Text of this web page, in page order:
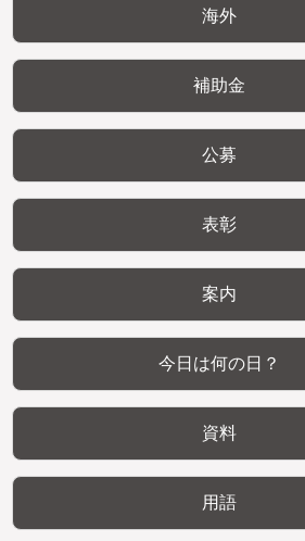
海外
補助金
公募
表彰
案内
今日は何の日？
資料
用語